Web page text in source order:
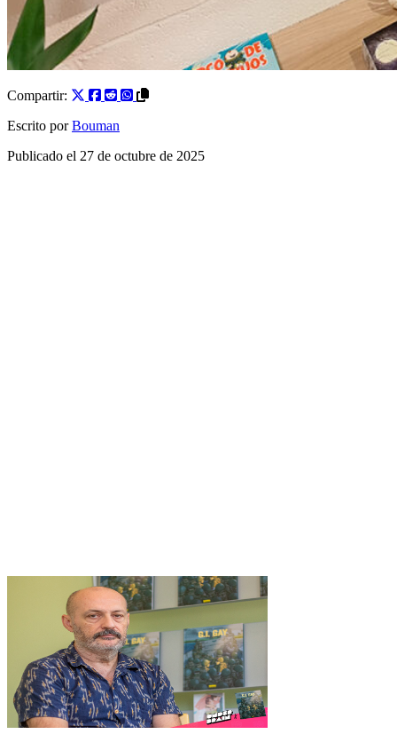
Compartir:
Escrito por Bouman
Publicado el 27 de octubre de 2025